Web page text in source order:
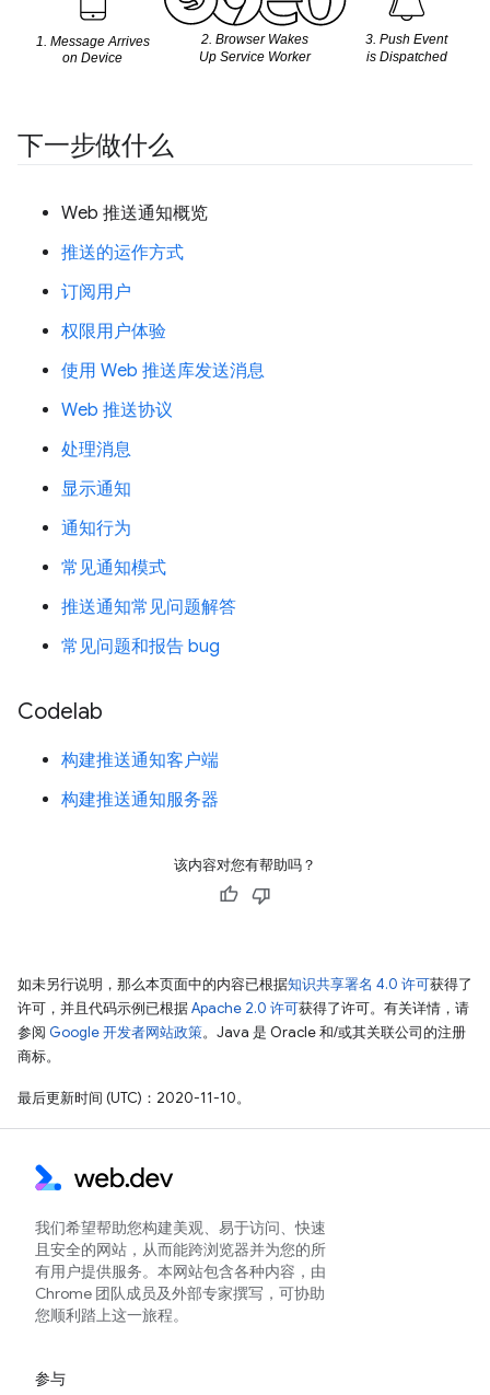
下一步做什么
Web 推送通知概览
推送的运作方式
订阅用户
权限用户体验
使用 Web 推送库发送消息
Web 推送协议
处理消息
显示通知
通知行为
常见通知模式
推送通知常见问题解答
常见问题和报告 bug
Codelab
构建推送通知客户端
构建推送通知服务器
该内容对您有帮助吗？
如未另行说明，那么本页面中的内容已根据知识共享署名 4.0 许可获得了
许可，并且代码示例已根据Apache 2.0 许可获得了许可。有关详情，请
参阅 Google 开发者网站政策。Java 是 Oracle 和/或其关联公司的注册
商标。
最后更新时间 (UTC)：2020-11-10。
我们希望帮助您构建美观、易于访问、快速
且安全的网站，从而能跨浏览器并为您的所
有用户提供服务。本网站包含各种内容，由
Chrome 团队成员及外部专家撰写，可协助
您顺利踏上这一旅程。
参与